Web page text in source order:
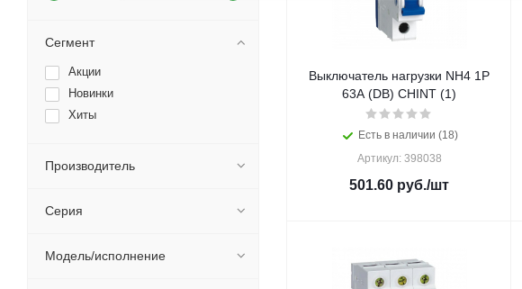
Выключатель нагрузки NH4 1Р
63А (DB) CHINT (1)
Есть в наличии (18)
Артикул: 398038
501.60 руб./шт
Сегмент
Акции
Новинки
Хиты
Производитель
Серия
Модель/исполнение